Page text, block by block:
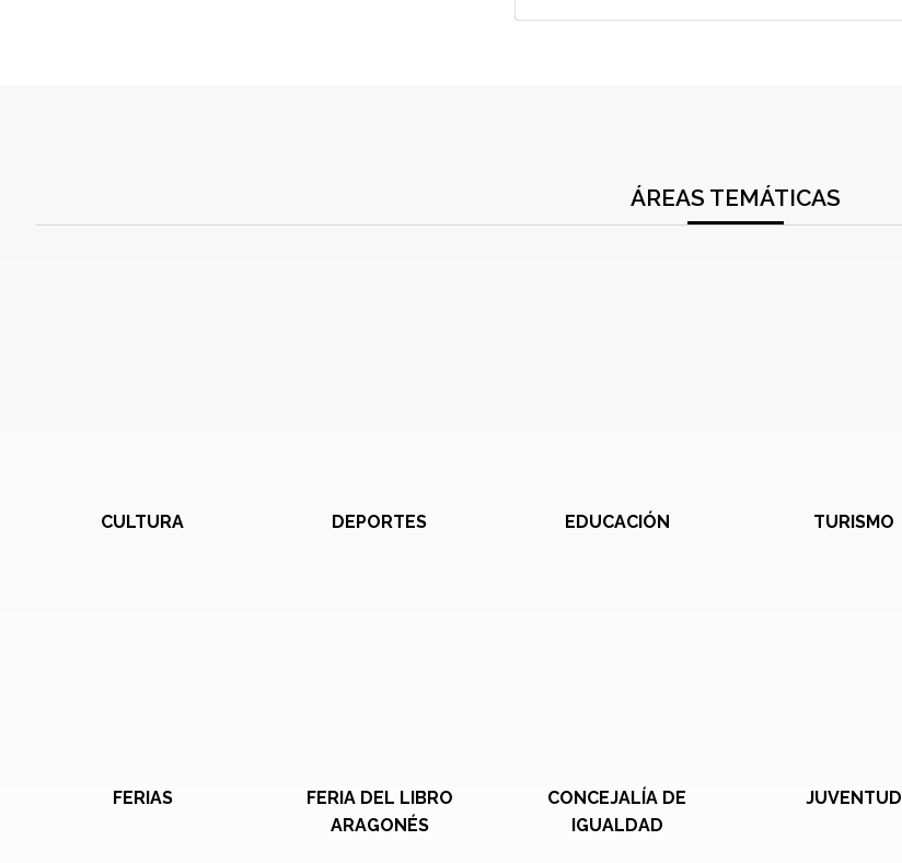
ÁREAS TEMÁTICAS
CULTURA DEPORTES EDUCACIÓN TURISMO
FERIAS
FERIA DEL LIBRO
ARAGONÉS
CONCEJALÍA DE
IGUALDAD
JUVENTUD